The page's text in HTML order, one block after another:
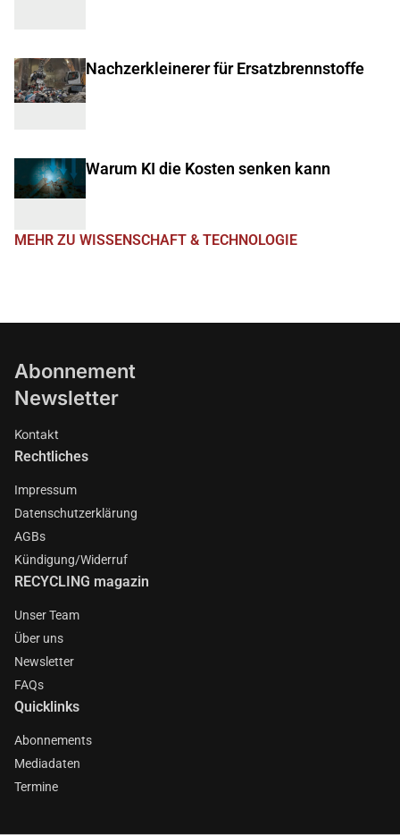
Nachzerkleinerer für Ersatzbrennstoffe
Warum KI die Kosten senken kann
MEHR ZU WISSENSCHAFT & TECHNOLOGIE
Abonnement
Newsletter
Kontakt
Rechtliches
Impressum
Datenschutzerklärung
AGBs
Kündigung/Widerruf
RECYCLING magazin
Unser Team
Über uns
Newsletter
FAQs
Quicklinks
Abonnements
Mediadaten
Termine